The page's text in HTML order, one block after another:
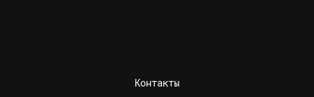
Контакты